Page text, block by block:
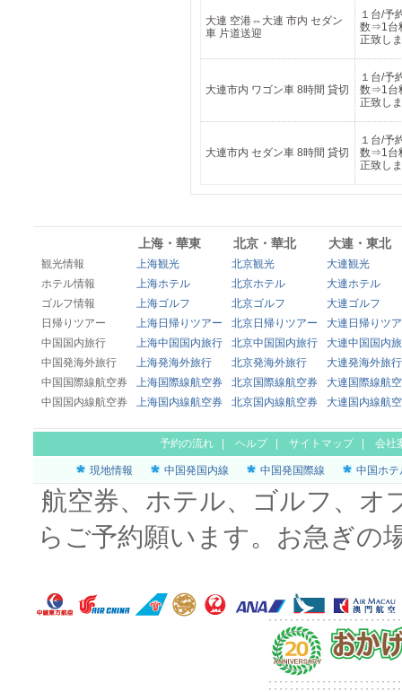
大連 空港⇔大連 市内 セダン
車 片道送迎
１台/予
数⇒1台
正致し
大連市内 ワゴン車 8時間 貸切
１台/予
数⇒1台
正致し
大連市内 セダン車 8時間 貸切
１台/予
数⇒1台
正致し
上海・華東 北京・華北 大連・東北
観光情報 上海観光 北京観光
大連観光
ホテル情報
上海ホテル 北京ホテル
大連ホテル
ゴルフ情報
上海ゴルフ 北京ゴルフ
大連ゴルフ
日帰りツアー
上海日帰りツアー 北京日帰りツアー
大連日帰りツ
中国国内旅行
上海中国国内旅行 北京中国国内旅行
大連中国国内
中国発海外旅行
上海発海外旅行 北京発海外旅行
大連発海外旅行
中国国際線航空券
上海国際線航空券 北京国際線航空券
大連国際線航
中国国内線航空券
上海国内線航空券 北京国内線航空券 大連国内線航
予約の流れ ヘルプ| サイトマップ| 会社
現地情報 中国発国内線 中国発国際線 中国ホテ
航空券、ホテル、ゴルフ、オ
らご予約願います。お急ぎの